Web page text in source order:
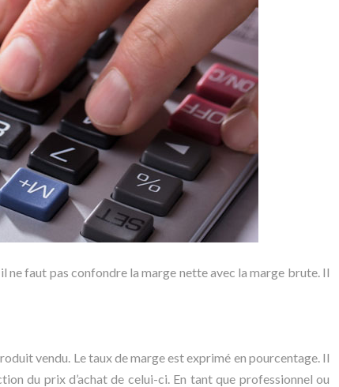
ne faut pas confondre la marge nette avec la marge brute. Il
vendu. Le taux de marge est exprimé en pourcentage. Il
du prix d’achat de celui-ci. En tant que professionnel ou